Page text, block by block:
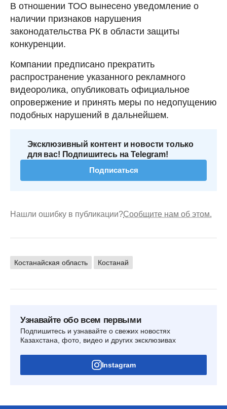
В отношении ТОО вынесено уведомление о
наличии признаков нарушения
законодательства РК в области защиты
конкуренции.
Компании предписано прекратить
распространение указанного рекламного
видеоролика, опубликовать официальное
опровержение и принять меры по недопущению
подобных нарушений в дальнейшем.
Эксклюзивный контент и новости только
для вас! Подпишитесь на Telegram!
Подписаться
Нашли ошибку в публикации?Сообщите нам об этом.
Костанайская область Костанай
Узнавайте обо всем первыми
Подпишитесь и узнавайте о свежих новостях
Казахстана, фото, видео и других эксклюзивах
Instagram